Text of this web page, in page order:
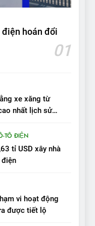
DM-i PHEV có
2.100 km với
nhận xe, chủ xe
tấm tắc: “Hơn
nhận xét về
tầm giá 1 tỷ
điện hoán đổi
01
xe xăng từ
nhất lịch sử
TÔ ĐIỆN
tỉ USD xây nhà
điện
vi hoạt động
được tiết lộ